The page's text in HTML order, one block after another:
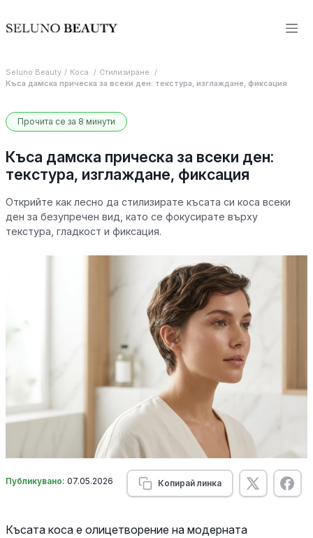
Seluno Beauty Коса
Стилизиране
Къса дамска прическа за всеки ден: текстура, изглаждане, фиксация
Прочита се за 8 минути
Къса дамска прическа за всеки ден:
текстура, изглаждане, фиксация
Открийте как лесно да стилизирате късата си коса всеки
ден за безупречен вид, като се фокусирате върху
текстура, гладкост и фиксация.
Публикувано: 07.05.2026 Копирай линка
Късата коса е олицетворение на модерната